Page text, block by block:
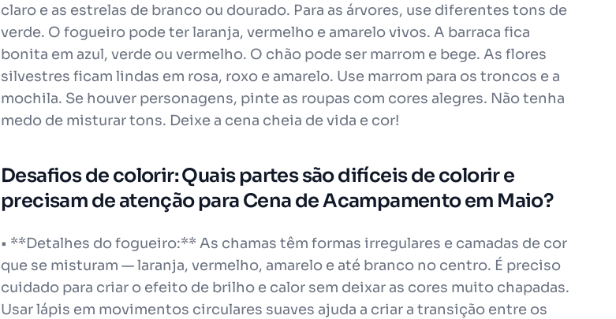
claro e as estrelas de branco ou dourado. Para as árvores, use diferentes tons de
verde. O fogueiro pode ter laranja, vermelho e amarelo vivos. A barraca fica
bonita em azul, verde ou vermelho. O chão pode ser marrom e bege. As flores
silvestres ficam lindas em rosa, roxo e amarelo. Use marrom para os troncos e a
mochila. Se houver personagens, pinte as roupas com cores alegres. Não tenha
medo de misturar tons. Deixe a cena cheia de vida e cor!
Desafios de colorir: Quais partes são difíceis de colorir e
precisam de atenção para Cena de Acampamento em Maio?
• **Detalhes do fogueiro:** As chamas têm formas irregulares e camadas de cor
que se misturam — laranja, vermelho, amarelo e até branco no centro. É preciso
cuidado para criar o efeito de brilho e calor sem deixar as cores muito chapadas.
Usar lápis em movimentos circulares suaves ajuda a criar a transição entre os